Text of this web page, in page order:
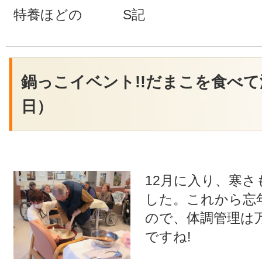
特養ほどの S記
鍋っこイベント!!だまこを食べ
日）
12月に入り、寒
した。これから
ので、体調管理は
ですね!